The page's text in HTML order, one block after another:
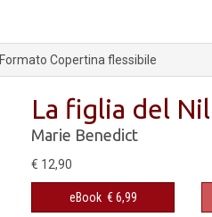
Formato Copertina flessibile
La figlia del
Marie Benedict
€ 12,90
eBook € 6,99